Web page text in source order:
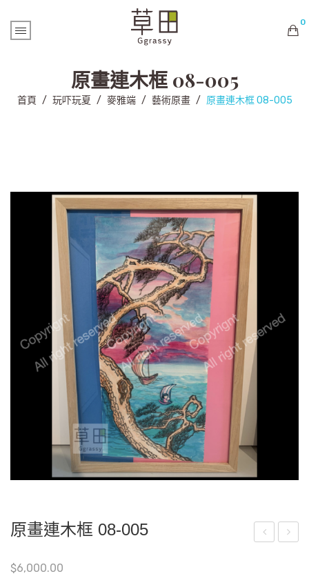
0
購物車內未有商品
原畫連木框 08-005
首頁 / 玩吓玩夏 / 麥雅端 / 藝術原畫 / 原畫連木框 08-005
原畫連木框 08-005
$6,000.00